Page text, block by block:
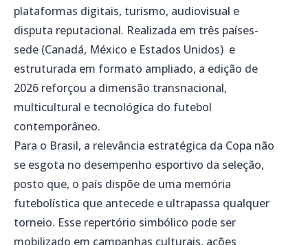
plataformas digitais, turismo, audiovisual e
disputa reputacional. Realizada em três países-
sede (Canadá, México e Estados Unidos) e
estruturada em formato ampliado, a edição de
2026 reforçou a dimensão transnacional,
multicultural e tecnológica do futebol
contemporâneo.
Para o Brasil, a relevância estratégica da Copa não
se esgota no desempenho esportivo da seleção,
posto que, o país dispõe de uma memória
futebolística que antecede e ultrapassa qualquer
torneio. Esse repertório simbólico pode ser
mobilizado em campanhas culturais, ações